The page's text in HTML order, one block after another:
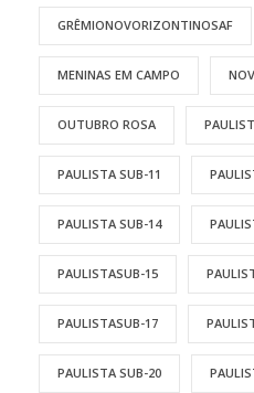
GRÊMIONOVORIZONTINOSAF
MENINAS EM CAMPO
OUTUBRO ROSA
PAULISTA SUB-11
PAULISTA SUB-14
PAULISTASUB-15
PAULISTASUB-17
PAULISTA SUB-20